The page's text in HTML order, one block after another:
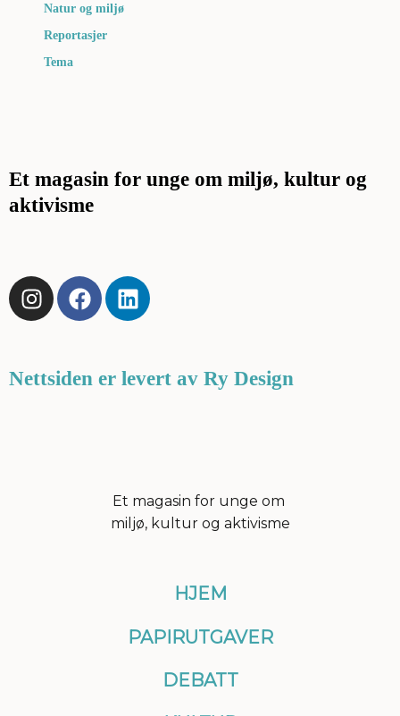
Natur og miljø
Reportasjer
Tema
Et magasin for unge om miljø, kultur og
aktivisme
I
n
a
F
a
b
L
i
e
Nettsiden er levert av Ry Design
Et magasin for unge om
miljø, kultur og aktivisme
HJEM
PAPIRUTGAVER
DEBATT